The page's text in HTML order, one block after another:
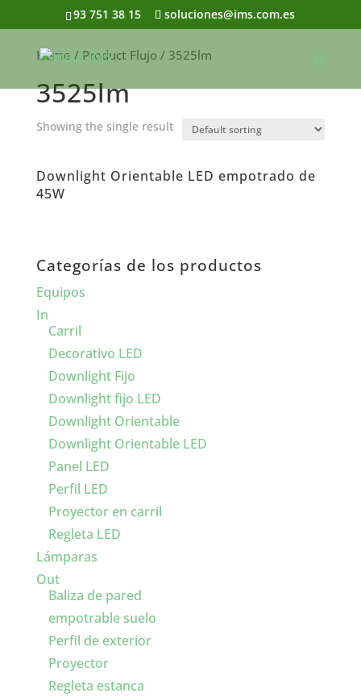
93 751 38 15 soluciones@ims.com.es
Home / Product Flujo / 3525lm
3525lm
Showing the single result
Downlight Orientable LED empotrado de
45W
Categorías de los productos
Equipos
In
Carril
Decorativo LED
Downlight Fijo
Downlight fijo LED
Downlight Orientable
Downlight Orientable LED
Panel LED
Perfil LED
Proyector en carril
Regleta LED
Lámparas
Out
Baliza de pared
empotrable suelo
Perfil de exterior
Proyector
Regleta estanca